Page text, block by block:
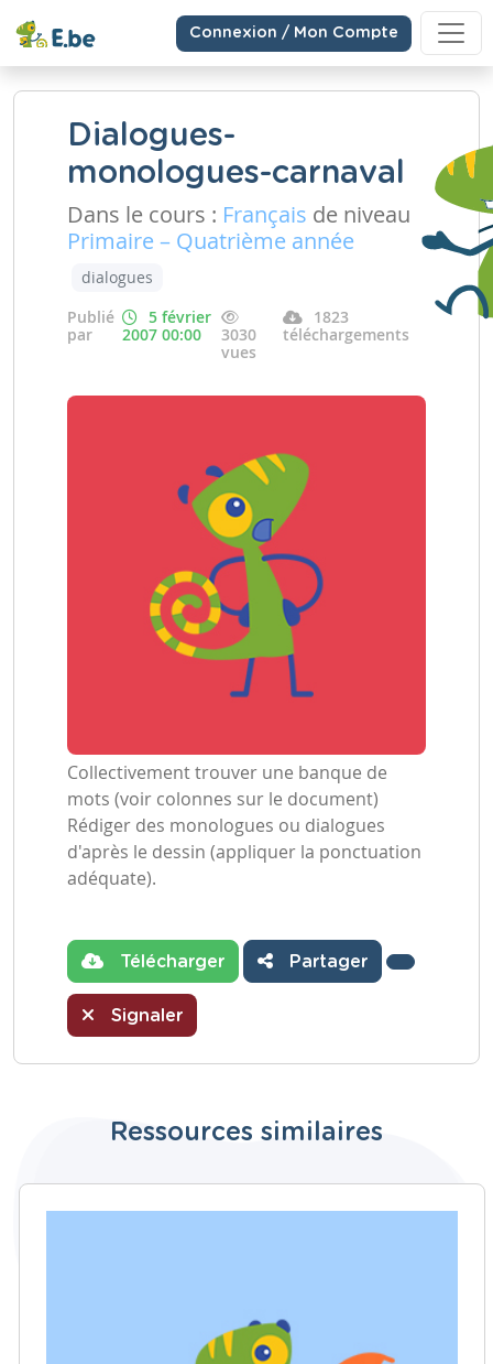
Connexion / Mon Compte
Dialogues-
monologues-carnaval
Dans le cours : Français de niveau
Primaire – Quatrième année
dialogues
Publié
par
5 février
2007 00:00
3030
vues
1823
téléchargements
Collectivement trouver une banque de
mots (voir colonnes sur le document)
Rédiger des monologues ou dialogues
d'après le dessin (appliquer la ponctuation
adéquate).
Télécharger Partager
Signaler
Ressources similaires